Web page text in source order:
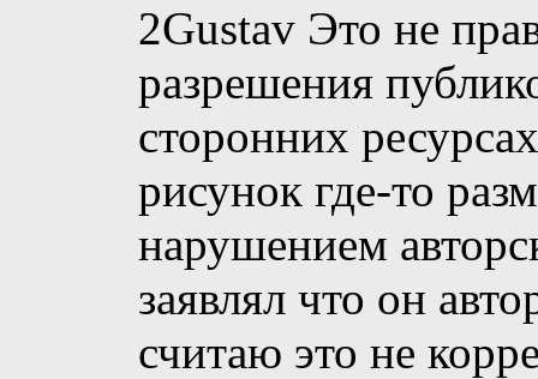
2Gustav Это не
разрешения
сторонних
рисунок где-то
нарушением
заявлял что он
считаю это не